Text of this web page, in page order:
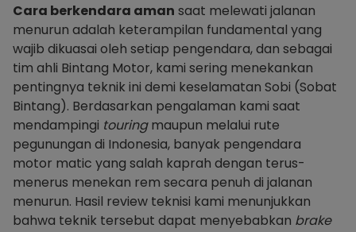
Cara berkendara aman saat melewati jalanan
menurun adalah keterampilan fundamental yang
wajib dikuasai oleh setiap pengendara, dan sebagai
tim ahli Bintang Motor, kami sering menekankan
pentingnya teknik ini demi keselamatan Sobi (Sobat
Bintang). Berdasarkan pengalaman kami saat
mendampingi touringmaupun melalui rute
pegunungan di Indonesia, banyak pengendara
motor matic yang salah kaprah dengan terus-
menerus menekan rem secara penuh di jalanan
menurun. Hasil review teknisi kami menunjukkan
bahwa teknik tersebut dapat menyebabkan brake